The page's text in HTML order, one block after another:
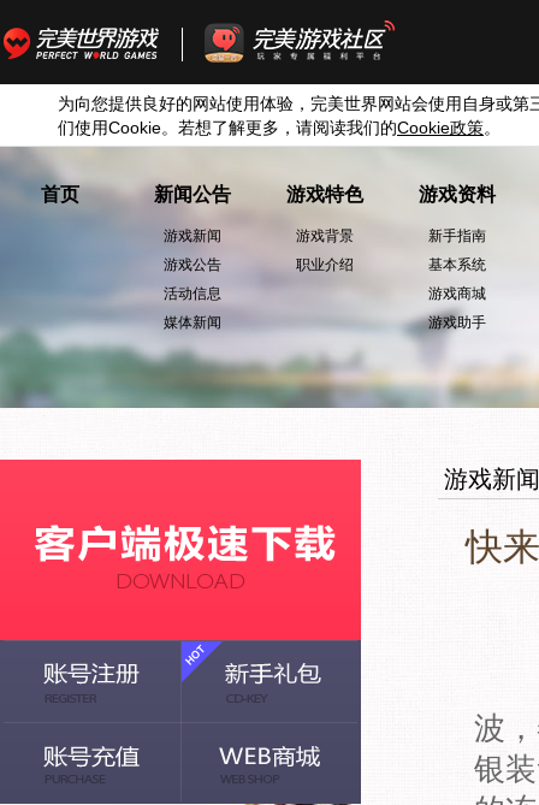
为向您提供良好的网站使用体验，完美世界网站会使用自身或第
们使用Cookie。若想了解更多，请阅读我们的Cookie政策。
首页 新闻公告
游戏新闻
游戏公告
活动信息
媒体新闻
游戏特色
游戏背景
职业介绍
游戏资料
新手指南
基本系统
游戏商城
游戏助手
游戏新闻
快
波
银